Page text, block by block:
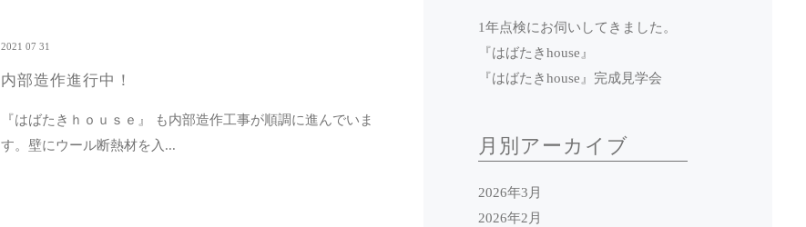
2021 07 31
内部造作進行中！
『はばたきｈｏｕｓｅ』 も内部造作工事が順調に進んでいま
す。壁にウール断熱材を入...
1年点検にお伺いしてきました。
『はばたきhouse』
『はばたきhouse』完成見学会
月別アーカイブ
2026年3月
2026年2月